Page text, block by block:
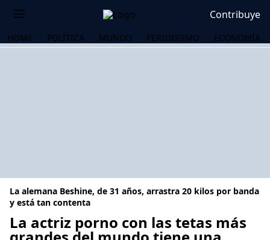
Contribuye
HOME POLÍTICA MUNDO PERIODISMO ECONOMÍA
La alemana Beshine, de 31 años, arrastra 20 kilos por banda
y está tan contenta
La actriz porno con las tetas más